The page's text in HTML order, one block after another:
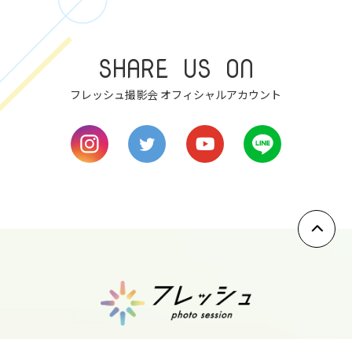
7
thu
9
SHARE US ON
フレッシュ撮影会 オフィシャルアカウント